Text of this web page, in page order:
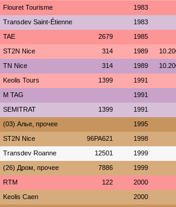
Flouret Tourisme 1983
Transdev Saint-Étienne 1983
TAE 2679 1985
ST2N Nice 314 1989
TN Nice 314 1989
Keolis Tours 1399 1991
M TAG 1991
SEMITRAT 1399 1991
(03) Алье, прочее 1995
ST2N Nice 96PA621 1998
Transdev Roanne 12501 1999
(26) Дром, прочее 7886 1999
RTM 122 2000
Keolis Caen 2000